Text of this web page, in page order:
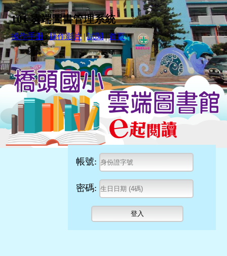
101 雲端圖書管理系統
操作手册|操作影片|試閱|首頁
帳號:
密碼: